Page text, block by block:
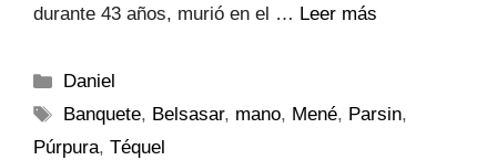
durante 43 años, murió en el … Leer más
Daniel
Banquete, Belsasar, mano, Mené, Parsin,
Púrpura, Téquel